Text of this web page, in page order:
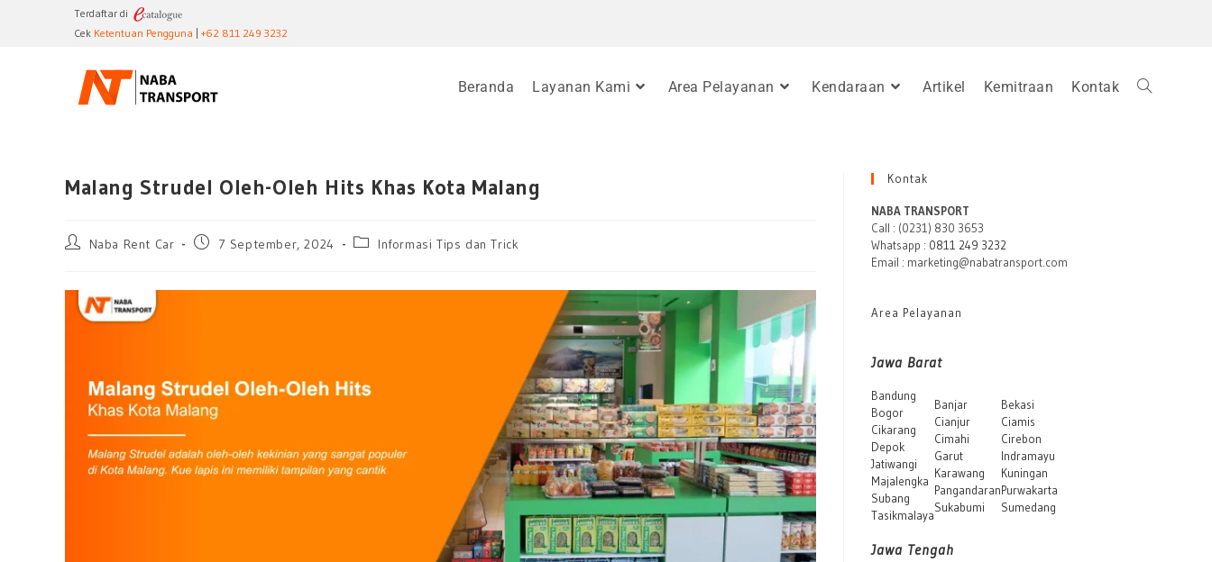
Terdaftar di
Cek Ketentuan Pengguna +62 811 249 3232
Beranda Layanan Kami Area Pelayanan Kendaraan Artikel Kemitraan Kontak
Malang Strudel Oleh-Oleh Hits Khas Kota Malang
Naba Rent Car 7 September, 2024 Informasi Tips dan Trick
Kontak
NABA TRANSPORT
Call : (0231) 830 3653
Whatsapp : 0811 249 3232
Email : marketing@nabatransport.com
Area Pelayanan
Jawa Barat
Bandung
Bogor
Cikarang
Depok
Jatiwangi
Majalengka
Subang
Tasikmalaya
Banjar
Cianjur
Cimahi
Garut
Karawang
Pangandaran
Sukabumi
Bekasi
Ciamis
Cirebon
Indramayu
Kuningan
Purwakarta
Sumedang
Jawa Tengah